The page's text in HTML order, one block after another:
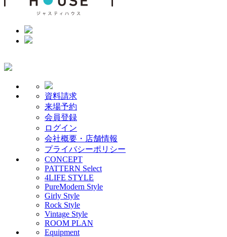
資料請求
来場予約
会員登録
ログイン
会社概要・店舗情報
プライバシーポリシー
CONCEPT
PATTERN Select
4LIFE STYLE
PureModern Style
Girly Style
Rock Style
Vintage Style
ROOM PLAN
Equipment